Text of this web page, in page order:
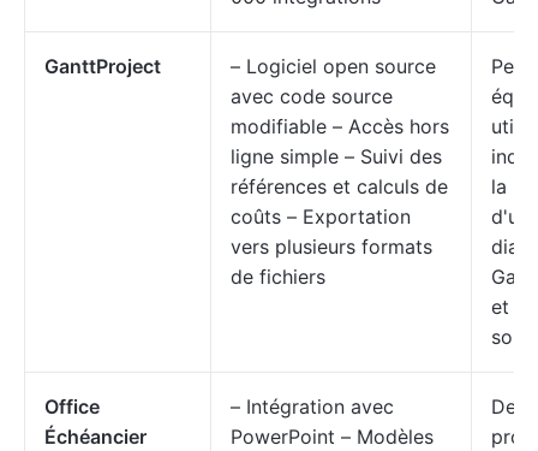
GanttProject
– Logiciel open source
avec code source
modifiable – Accès hors
ligne simple – Suivi des
références et calculs de
coûts – Exportation
vers plusieurs formats
de fichiers
la
d'un
et
Office
Échéancier
– Intégration avec
PowerPoint – Modèles
Des